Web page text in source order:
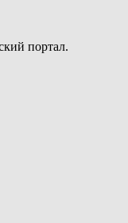
портал.